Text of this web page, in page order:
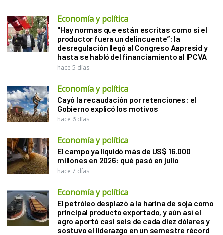
Economía y política
"Hay normas que están escritas como si el
productor fuera un delincuente”: la
desregulación llegó al Congreso Aapresid y
hasta se habló del financiamiento al IPCVA
hace 5 días
Economía y política
Cayó la recaudación por retenciones: el
Gobierno explicó los motivos
hace 6 días
Economía y política
El campo ya liquidó más de US$ 16.000
millones en 2026: qué pasó en julio
hace 7 días
Economía y política
El petróleo desplazó a la harina de soja como
principal producto exportado, y aún así el
agro aportó casi seis de cada diez dólares y
sostuvo el liderazgo en un semestre récord